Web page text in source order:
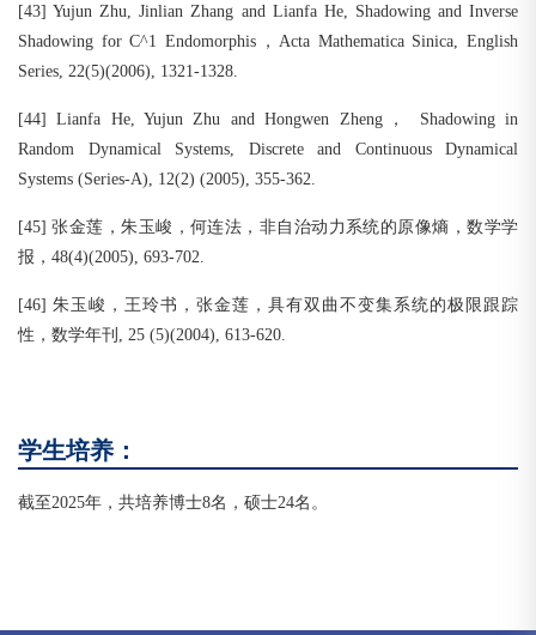
[43] Yujun Zhu, Jinlian Zhang and Lianfa He, Shadowing and Inverse
Shadowing for C^1 Endomorphis，Acta Mathematica Sinica, English
Series, 22(5)(2006), 1321-1328.
[44] Lianfa He, Yujun Zhu and Hongwen Zheng， Shadowing in
Random Dynamical Systems, Discrete and Continuous Dynamical
Systems (Series-A), 12(2) (2005), 355-362.
[45] 张金莲，朱玉峻，何连法，非自治动力系统的原像熵，数学学
报，48(4)(2005), 693-702.
[46] 朱玉峻，王玲书，张金莲，具有双曲不变集系统的极限跟踪
性，数学年刊, 25 (5)(2004), 613-620.
学生培养：
截至2025年，共培养博士8名，硕士24名。